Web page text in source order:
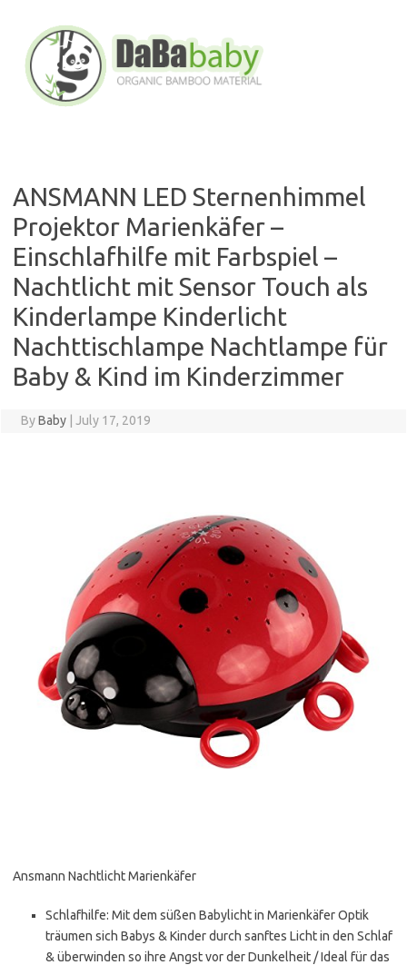
content
ANSMANN LED Sternenhimmel
Projektor Marienkäfer –
Einschlafhilfe mit Farbspiel –
Nachtlicht mit Sensor Touch als
Kinderlampe Kinderlicht
Nachttischlampe Nachtlampe für
Baby & Kind im Kinderzimmer
ByBaby July 17, 2019
Ansmann Nachtlicht Marienkäfer
Schlafhilfe: Mit dem süßen Babylicht in Marienkäfer Optik
träumen sich Babys & Kinder durch sanftes Licht in den Schlaf
& überwinden so ihre Angst vor der Dunkelheit / Ideal für das